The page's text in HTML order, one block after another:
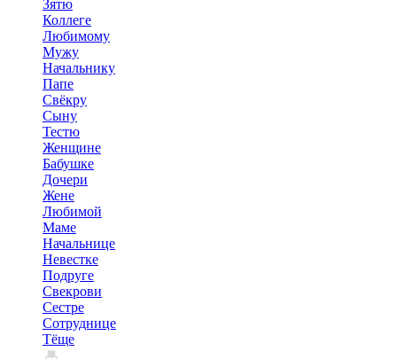
Зятю
Коллеге
Любимому
Мужу
Начальнику
Папе
Свёкру
Сыну
Тестю
Женщине
Бабушке
Дочери
Жене
Любимой
Маме
Начальнице
Невестке
Подруге
Свекрови
Сестре
Сотруднице
Тёще